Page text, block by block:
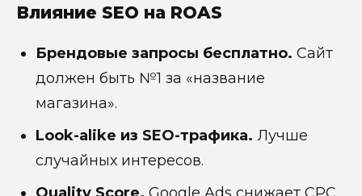
Влияние SEO на ROAS
Брендовые запросы бесплатно. Сайт
должен быть №1 за «название
магазина».
Look-alike из SEO-трафика. Лучше
случайных интересов.